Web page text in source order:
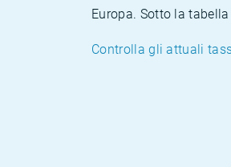
Europa. Sotto la
Controlla gli attuali